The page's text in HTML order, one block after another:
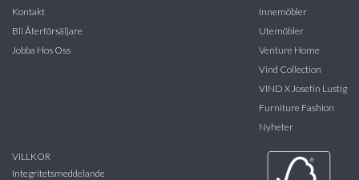
Kontakt
Bli Återförsäljare
Jobba Hos Oss
Innemöbler
Utemöbler
Venture Home
Vind Collection
VIND X Josefin Lustig
Furniture Fashion
Nyheter
VILLKOR
Integritetsmeddelande